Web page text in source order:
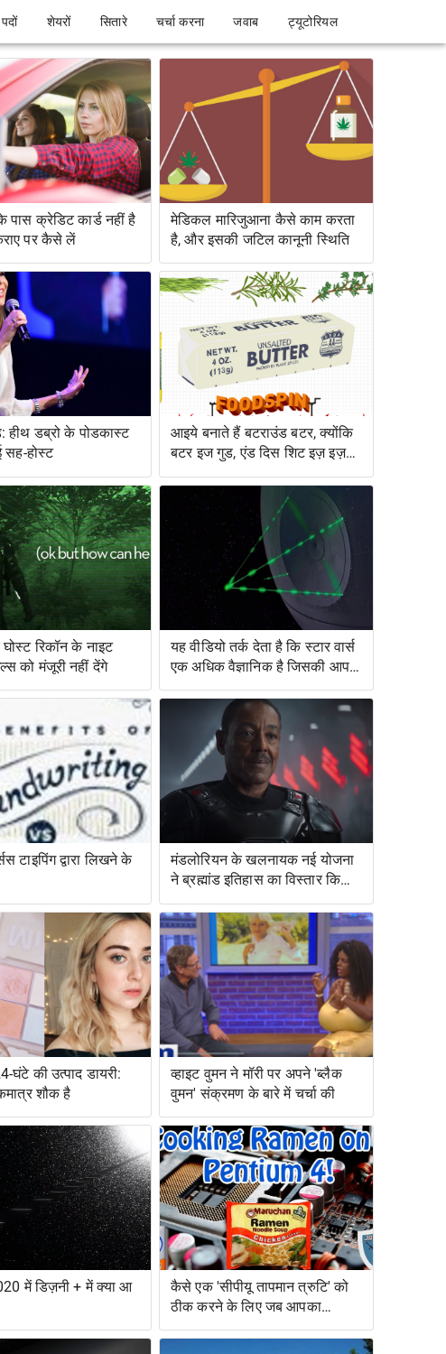
पदों शेयरों सितारे चर्चा करना जवाब ट्यूटोरियल
क्रेडिट कार्ड नहीं है
पर कैसे लें
मेडिकल मारिजुआना कैसे काम करता
है, और इसकी जटिल कानूनी स्थिति
हीथ डब्रो के पोडकास्ट
सह-होस्ट
आइये बनाते हैं बटराउंड बटर, क्योंकि
बटर इज गुड, एंड दिस शिट इज़ इज़
बेटर
रिकॉन के नाइट
को मंजूरी नहीं देंगे
यह वीडियो तर्क देता है कि स्टार वार्स
एक अधिक वैज्ञानिक है जिसकी आप
कल्पना करेंगे
टाइपिंग द्वारा लिखने के
मंडलोरियन के खलनायक नई योजना
ने ब्रह्मांड इतिहास का विस्तार किया
है
घंटे की उत्पाद डायरी:
शौक है
व्हाइट वुमन ने मॉरी पर अपने 'ब्लैक
वुमन' संक्रमण के बारे में चर्चा की
में डिज़नी + में क्या आ
कैसे एक 'सीपीयू तापमान त्रुटि' को
ठीक करने के लिए जब आपका
कंप्यूटर बहुत गर्म हो जाता है